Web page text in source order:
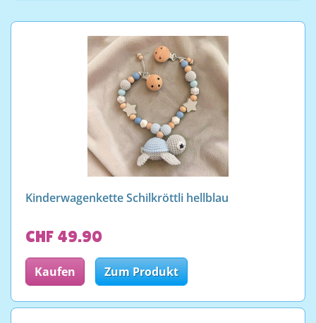
Kinderwagenkette Schilkröttli hellblau
CHF 49.90
Kaufen Zum Produkt